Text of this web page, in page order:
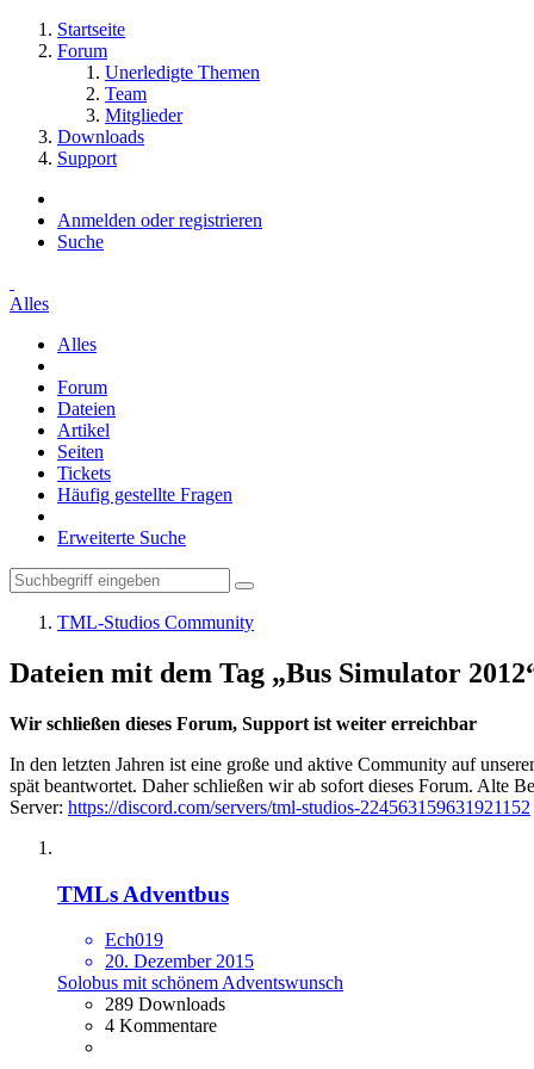
Startseite
Forum
Unerledigte Themen
Team
Mitglieder
Downloads
Support
Anmelden oder registrieren
Suche
Alles
Alles
Forum
Dateien
Artikel
Seiten
Tickets
Häufig gestellte Fragen
Erweiterte Suche
TML-Studios Community
Dateien mit dem Tag „Bus Simulator
Wir schließen dieses Forum, Support ist weiter erreichbar
In den letzten Jahren ist eine große und aktive Community auf
spät beantwortet. Daher schließen wir ab sofort dieses Forum. Alte
Server: https://discord.com/servers/tml-studios-224563159631921152
TMLs Adventbus
Ech019
20. Dezember 2015
Solobus mit schönem Adventswunsch
289 Downloads
4 Kommentare